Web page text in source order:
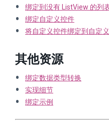
绑定到没有 ListView 的列
绑定自定义控件
将自定义控件绑定到自定
其他资源
绑定数据类型转换
实现细节
绑定示例